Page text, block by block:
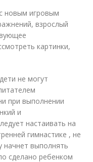
новым игровым
взрослый
картинки,
не могут
при выполнении
и
настаивать на
гимнастике , не
начнет выполнять
сделано ребенком